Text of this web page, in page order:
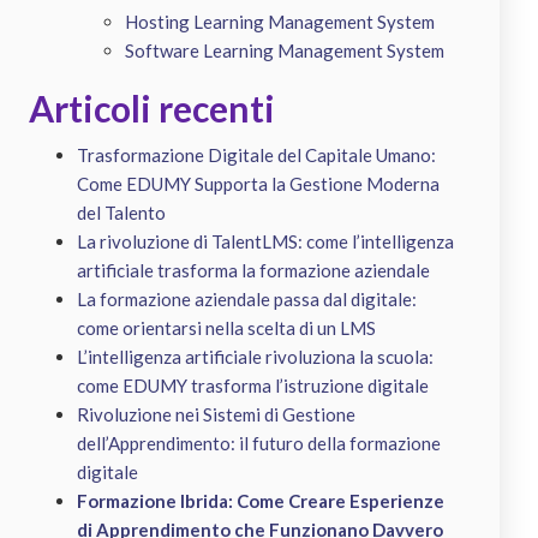
Hosting Learning Management System
Software Learning Management System
Articoli recenti
Trasformazione Digitale del Capitale Umano:
Come EDUMY Supporta la Gestione Moderna
del Talento
La rivoluzione di TalentLMS: come l’intelligenza
artificiale trasforma la formazione aziendale
La formazione aziendale passa dal digitale:
come orientarsi nella scelta di un LMS
L’intelligenza artificiale rivoluziona la scuola:
come EDUMY trasforma l’istruzione digitale
Rivoluzione nei Sistemi di Gestione
dell’Apprendimento: il futuro della formazione
digitale
Formazione Ibrida: Come Creare Esperienze
di Apprendimento che Funzionano Davvero